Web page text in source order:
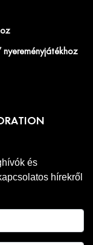
nyereményjátékhoz
és
hírekről